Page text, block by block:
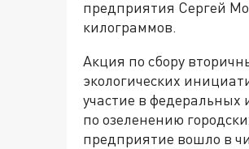
предприятия Сергей
килограммов.
Акция по сбору
экологических
участие в федеральных
по озеленению
предприятие вошло в